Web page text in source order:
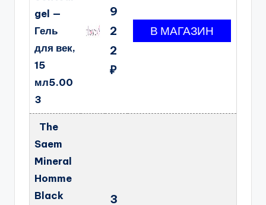
gel —
Гель
для век,
15
мл5.00
3
9
2
2
₽
The
Saem
Mineral
Homme
Black
3